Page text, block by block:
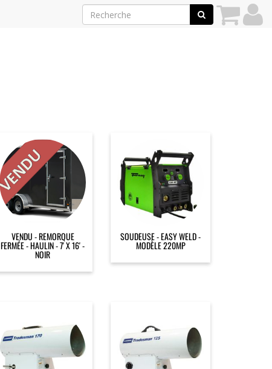
VENDU - REMORQUE
FERMÉE - HAULIN - 7' X 16' -
NOIR
SOUDEUSE - EASY WELD -
MODÈLE 220MP